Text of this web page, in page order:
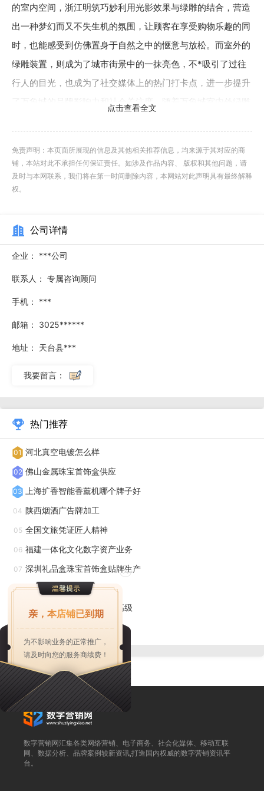
的室内空间，浙江明筑巧妙利用光影效果与绿雕的结合，营造
出一种梦幻而又不失生机的氛围，让顾客在享受购物乐趣的同
时，也能感受到仿佛置身于自然之中的惬意与放松。而室外的
绿雕装置，则成为了城市街景中的一抹亮色，不*吸引了过往
行人的目光，也成为了社交媒体上的热门打卡点，进一步提升
了万象城的品牌影响力和社会关注度。随着万象城室内外绿雕
就。大连家居仿真植物哪家仿真植物墙价格优惠？
城商城打造了一系列引人注目的室内外绿雕装饰项目，成功为
这座繁华的商业地标增添了一抹清新独特的风景线。作为国内
有名的新材料应用与创新装饰解决方案提供商，浙江明筑此次
携手万象城，旨在通过绿雕艺术这一形式，展现自然与商业空
间的和谐共生。此次万象城的室内外绿雕项目，覆盖了商场的
多个关键区域，从入口大堂到中庭，再到户外广场，每一处绿
的室内空间，浙江明筑巧妙利用光影效果与绿雕的结合，营造
出一种梦幻而又不失生机的氛围，让顾客在享受购物乐趣的同
绿雕装置，则成为了城市街景中的一抹亮色，不*吸引了过往
行人的目光，也成为了社交媒体上的热门打卡点，进一步提升
了万象城的品牌影响力和社会关注度。随着万象城室内外绿雕
项目的成功亮相，不*为市民带来了全新的视觉享受和购物体
验，也标志着浙江明筑在新材料装饰领域的又一里程碑式成
就。
仿真植物，能够迅速提升房间的颜值。倘若在办公桌或者
家里的书桌上，摆上一盆茂盛葱绿的小植物，不*能使我们的
工作空间显得更加大气上档次，还能帮助我们放松心情，缓解
压力。不论是放置在客厅还是卧室，透过窗户洒落的阳光，总
能让这些植物在角落呈现出独特的美感。清新可爱的造型，简
约优雅的气度，以简单舒适的姿态点缀着家居氛围。仿真植物
系列品种繁多，色彩亮丽，视觉效果逼真，可适用于家居装饰
的任何地方。它们不强求如花朵般的娇艳，却拥有新鲜活泼的
美丽。在家中的每个角落摆放这些装饰花卉，能让家充满生
机。质量好的仿真绿植的公司联系方式。
合作，双方将携手打造万科悦湾项目的房产外墙绿化装饰新方
向。这一合作标志着浙江明筑在房产外墙绿化装饰领域的又一
点击查看全文
免责声明：本页面所展现的信息及其他相关推荐信息，均来源于其对应的商
铺，本站对此不承担任何保证责任。如涉及作品内容、 版权和其他问题，请
及时与本网联系，我们将在第一时间删除内容，本网站对此声明具有最终解释
权。
公司详情
企业： ***公司
联系人： 专属咨询顾问
手机： ***
邮箱： 3025******
地址： 天台县***
我要留言：
热门推荐
01 河北真空电镀怎么样
02 佛山金属珠宝首饰盒供应
03 上海扩香智能香薰机哪个牌子好
04 陕西烟酒广告牌加工
05 全国文旅凭证匠人精神
06 福建一体化文化数字资产业务
07 深圳礼品盒珠宝首饰盒贴牌生产
08 珠海塑胶电镀生产
安徽商用智能香薰机小众高级
10 上海多层折叠成型盒工厂
数字营销网汇集各类网络营销、电子商务、社会化媒体、移动互联
网、数据分析、品牌案例较新资讯,打造国内权威的数字营销资讯平
台。
亲，本店铺已到期
为不影响业务的正常推广，
请及时向您的服务商续费！